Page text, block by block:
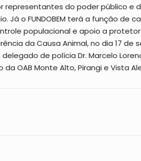
do poder público
o FUNDOBEM terá a função de
populacional e apoio a
da Causa Animal, no dia 17 de
de polícia Dr. Marcelo
OAB Monte Alto, Pirangi e Vista